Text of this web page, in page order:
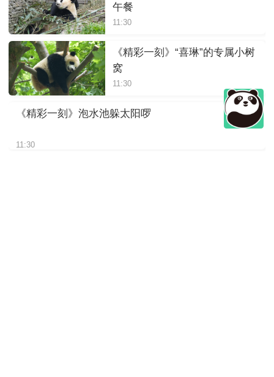
午餐
11:30
《精彩一刻》“喜琳”的专属小树
窝
11:30
《精彩一刻》泡水池躲太阳啰
11:30